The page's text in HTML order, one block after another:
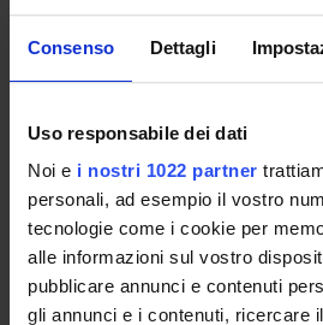
Consenso Dettagli
Uso responsabile dei dati
Noi e i nostri 1022 partner
personali, ad esempio il vostro
tecnologie come i cookie per
alle informazioni sul vostro
pubblicare annunci e contenuti
gli annunci e i contenuti, ricercare
PARTECIPANTI AL PROGETTO
Francesco Amaddeo
Professore ordinario
AREE DI RICERCA COINVOLTE DAL
Psychiatry